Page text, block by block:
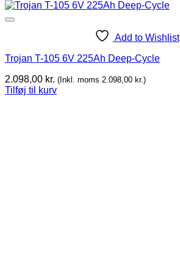
Add to Wishlist
Trojan T-105 6V 225Ah Deep-Cycle
2.098,00 kr. (Inkl. moms 2.098,00 kr.)
Tilføj til kurv